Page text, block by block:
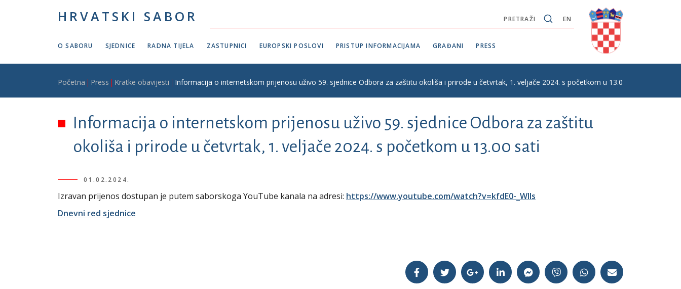
HRVATSKI SABOR EN
PRETRAŽI
O SABORU SJEDNICE RADNA TIJELA ZASTUPNICI EUROPSKI POSLOVI PRISTUP INFORMACIJAMA GRAĐANI PRESS
Breadcrumb
Početna Press Kratke obavijesti Informacija o internetskom prijenosu uživo 59. sjednice Odbora za zaštitu okoliša i prirode u četvrtak, 1. veljače 2024. s početkom u 13.00 sati
Informacija o internetskom prijenosu uživo 59. sjednice Odbora za zaštitu
okoliša i prirode u četvrtak, 1. veljače 2024. s početkom u 13.00 sati
01.02.2024.
Izravan prijenos dostupan je putem saborskoga YouTube kanala na adresi: https://www.youtube.com/watch?v=kfdE0-_WIls
Dnevni red sjednice